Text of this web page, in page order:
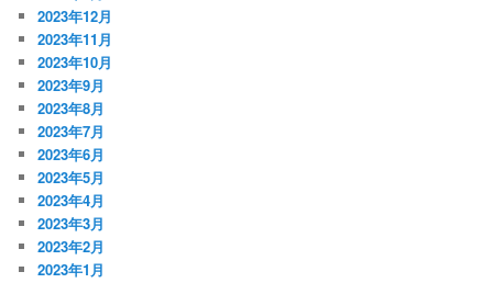
2023年12月
2023年11月
2023年10月
2023年9月
2023年8月
2023年7月
2023年6月
2023年5月
2023年4月
2023年3月
2023年2月
2023年1月